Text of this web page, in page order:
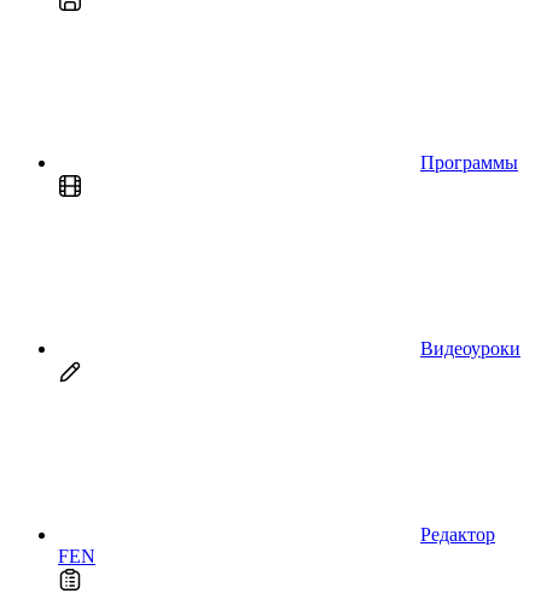
Программы
Видеоуроки
Редактор
FEN